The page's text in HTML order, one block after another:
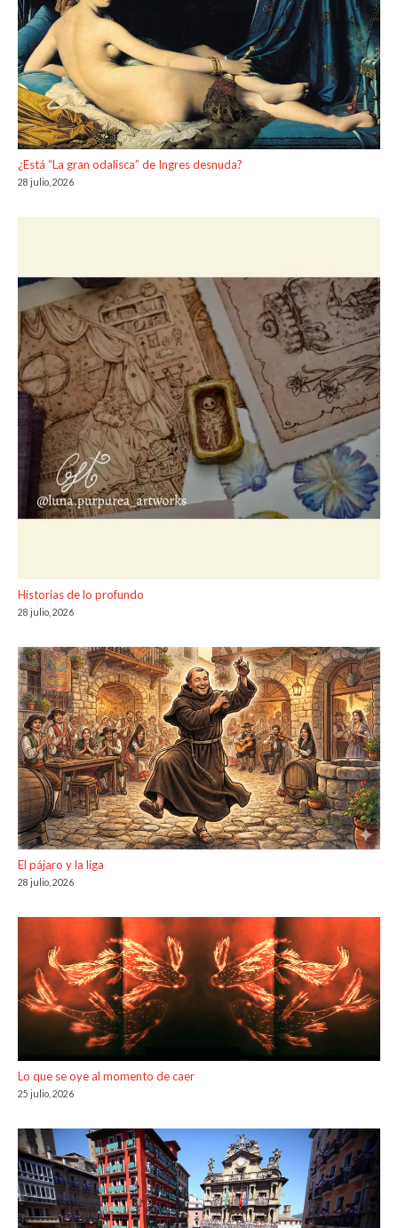
¿Está “La gran odalisca” de Ingres desnuda?
28 julio, 2026
Historias de lo profundo
28 julio, 2026
El pájaro y la liga
28 julio, 2026
Lo que se oye al momento de caer
25 julio, 2026